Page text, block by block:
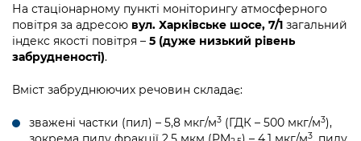
На стаціонарному пункті моніторингу атмосферного
повітря за адресою вул. Харківське шосе, 7/1 загальний
індекс якості повітря – 5 (дуже низький рівень
забрудненості).
Вміст забруднюючих речовин складає:
зважені частки (пил) – 5,8 мкг/м3 (ГДК – 500 мкг/м3),
3